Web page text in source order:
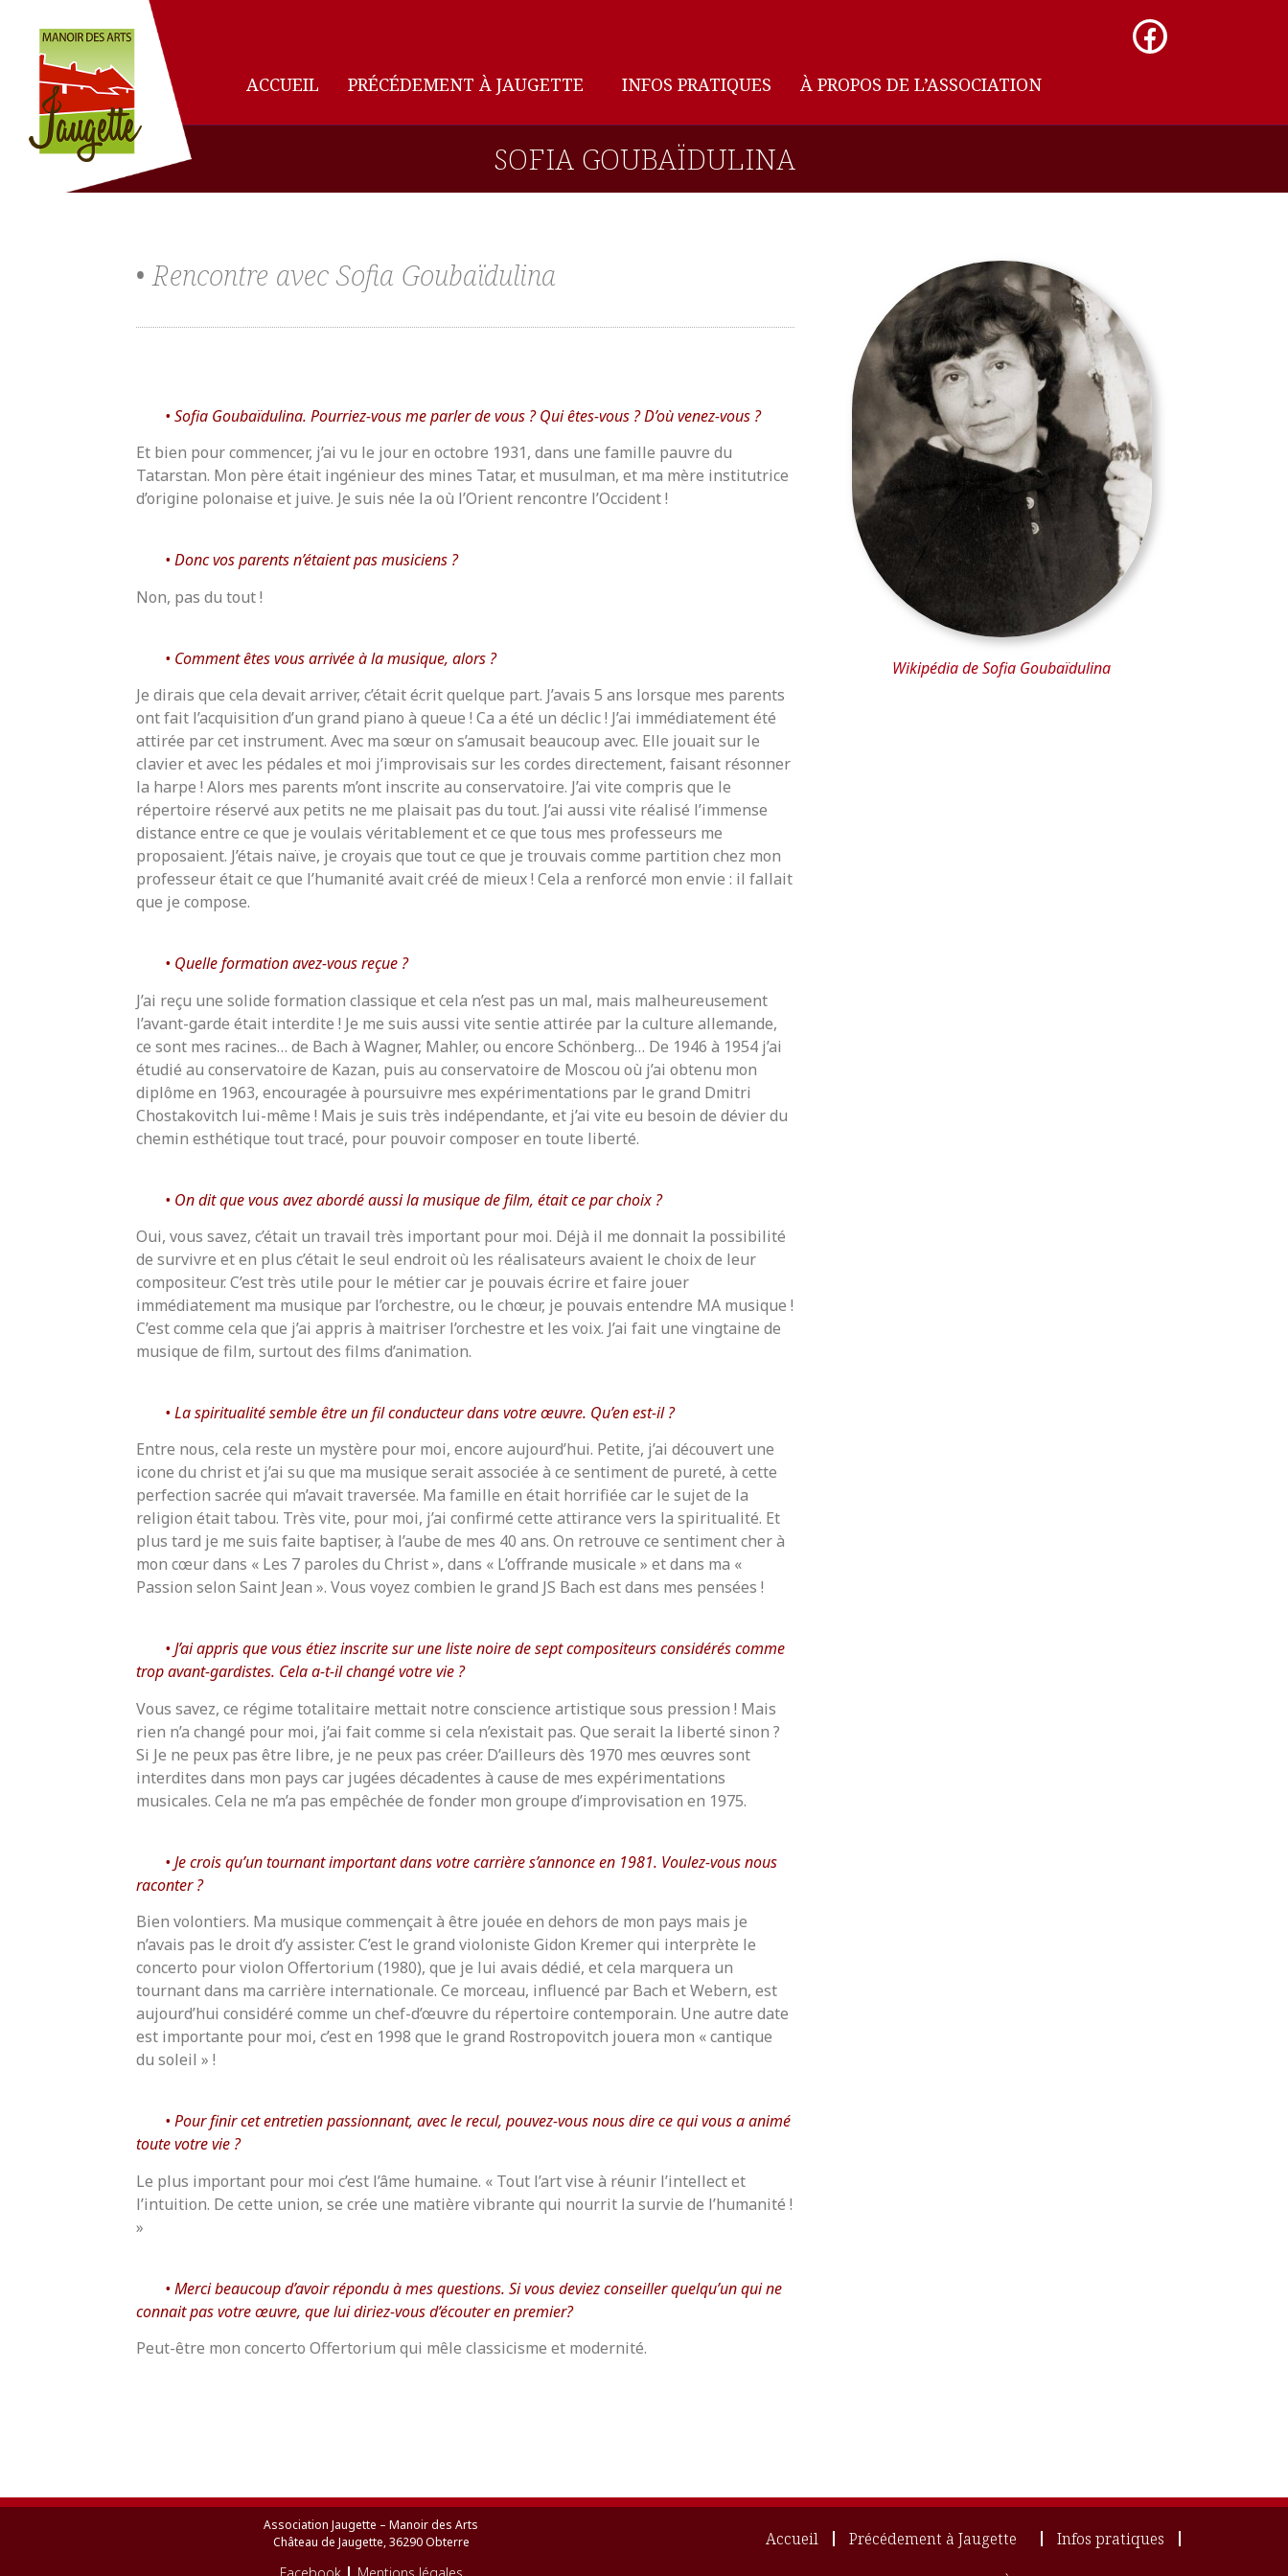
ACCUEIL PRÉCÉDEMENT À JAUGETTE INFOS PRATIQUES À PROPOS DE L’ASSOCIATION
SOFIA GOUBAÏDULINA
• Rencontre avec Sofia Goubaïdulina
Sofia Goubaïdulina. Pourriez-vous me parler de vous ? Qui êtes-vous ? D’où venez-vous ?
Et bien pour commencer, j’ai vu le jour en octobre 1931, dans une famille pauvre du
Tatarstan. Mon père était ingénieur des mines Tatar, et musulman, et ma mère institutrice
d’origine polonaise et juive. Je suis née la où l’Orient rencontre l’Occident !
Donc vos parents n’étaient pas musiciens ?
Non, pas du tout !
Comment êtes vous arrivée à la musique, alors ?
Je dirais que cela devait arriver, c’était écrit quelque part. J’avais 5 ans lorsque mes parents
ont fait l’acquisition d’un grand piano à queue ! Ca a été un déclic ! J’ai immédiatement été
attirée par cet instrument. Avec ma sœur on s’amusait beaucoup avec. Elle jouait sur le
clavier et avec les pédales et moi j’improvisais sur les cordes directement, faisant résonner
la harpe ! Alors mes parents m’ont inscrite au conservatoire. J’ai vite compris que le
répertoire réservé aux petits ne me plaisait pas du tout. J’ai aussi vite réalisé l’immense
distance entre ce que je voulais véritablement et ce que tous mes professeurs me
proposaient. J’étais naïve, je croyais que tout ce que je trouvais comme partition chez mon
professeur était ce que l’humanité avait créé de mieux ! Cela a renforcé mon envie : il fallait
que je compose.
Quelle formation avez-vous reçue ?
J’ai reçu une solide formation classique et cela n’est pas un mal, mais malheureusement
l’avant-garde était interdite ! Je me suis aussi vite sentie attirée par la culture allemande,
ce sont mes racines… de Bach à Wagner, Mahler, ou encore Schönberg… De 1946 à 1954 j’ai
étudié au conservatoire de Kazan, puis au conservatoire de Moscou où j’ai obtenu mon
diplôme en 1963, encouragée à poursuivre mes expérimentations par le grand Dmitri
Chostakovitch lui-même ! Mais je suis très indépendante, et j’ai vite eu besoin de dévier du
chemin esthétique tout tracé, pour pouvoir composer en toute liberté.
On dit que vous avez abordé aussi la musique de film, était ce par choix ?
Oui, vous savez, c’était un travail très important pour moi. Déjà il me donnait la possibilité
de survivre et en plus c’était le seul endroit où les réalisateurs avaient le choix de leur
compositeur. C’est très utile pour le métier car je pouvais écrire et faire jouer
immédiatement ma musique par l’orchestre, ou le chœur, je pouvais entendre MA musique !
C’est comme cela que j’ai appris à maitriser l’orchestre et les voix. J’ai fait une vingtaine de
musique de film, surtout des films d’animation.
La spiritualité semble être un fil conducteur dans votre œuvre. Qu’en est-il ?
Entre nous, cela reste un mystère pour moi, encore aujourd’hui. Petite, j’ai découvert une
icone du christ et j’ai su que ma musique serait associée à ce sentiment de pureté, à cette
perfection sacrée qui m’avait traversée. Ma famille en était horrifiée car le sujet de la
religion était tabou. Très vite, pour moi, j’ai confirmé cette attirance vers la spiritualité. Et
plus tard je me suis faite baptiser, à l’aube de mes 40 ans. On retrouve ce sentiment cher à
mon cœur dans « Les 7 paroles du Christ », dans « L’offrande musicale » et dans ma «
Passion selon Saint Jean ». Vous voyez combien le grand JS Bach est dans mes pensées !
J’ai appris que vous étiez inscrite sur une liste noire de sept compositeurs considérés comme
trop avant-gardistes. Cela a-t-il changé votre vie ?
Vous savez, ce régime totalitaire mettait notre conscience artistique sous pression ! Mais
rien n’a changé pour moi, j’ai fait comme si cela n’existait pas. Que serait la liberté sinon ?
Si Je ne peux pas être libre, je ne peux pas créer. D’ailleurs dès 1970 mes œuvres sont
interdites dans mon pays car jugées décadentes à cause de mes expérimentations
musicales. Cela ne m’a pas empêchée de fonder mon groupe d’improvisation en 1975.
Je crois qu’un tournant important dans votre carrière s’annonce en 1981. Voulez-vous nous
raconter ?
Bien volontiers. Ma musique commençait à être jouée en dehors de mon pays mais je
n’avais pas le droit d’y assister. C’est le grand violoniste Gidon Kremer qui interprète le
concerto pour violon Offertorium (1980), que je lui avais dédié, et cela marquera un
tournant dans ma carrière internationale. Ce morceau, influencé par Bach et Webern, est
aujourd’hui considéré comme un chef-d’œuvre du répertoire contemporain. Une autre date
est importante pour moi, c’est en 1998 que le grand Rostropovitch jouera mon « cantique
du soleil » !
Pour finir cet entretien passionnant, avec le recul, pouvez-vous nous dire ce qui vous a animé
toute votre vie ?
Le plus important pour moi c’est l’âme humaine. « Tout l’art vise à réunir l’intellect et
l’intuition. De cette union, se crée une matière vibrante qui nourrit la survie de l’humanité !
»
Merci beaucoup d’avoir répondu à mes questions. Si vous deviez conseiller quelqu’un qui ne
connait pas votre œuvre, que lui diriez-vous d’écouter en premier?
Peut-être mon concerto Offertorium qui mêle classicisme et modernité.
Wikipédia de Sofia Goubaïdulina
Association Jaugette – Manoir des Arts
Château de Jaugette, 36290 Obterre
Facebook Mentions légales
Accueil Précédement à Jaugette Infos pratiques